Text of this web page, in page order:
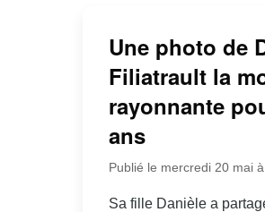
Une photo de
Filiatrault la
rayonnante
ans
Publié le mercredi 20 mai
Sa fille Danièle a